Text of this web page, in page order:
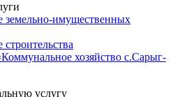
земельно-имущественных
хозяйство с.Сарыг-
услугу